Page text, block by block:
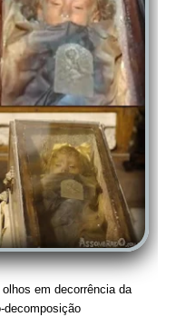
em decorrência da
decomposição